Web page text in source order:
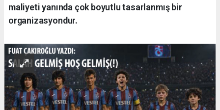
maliyeti yanında çok boyutlu tasarlanmış bir
organizasyondur.